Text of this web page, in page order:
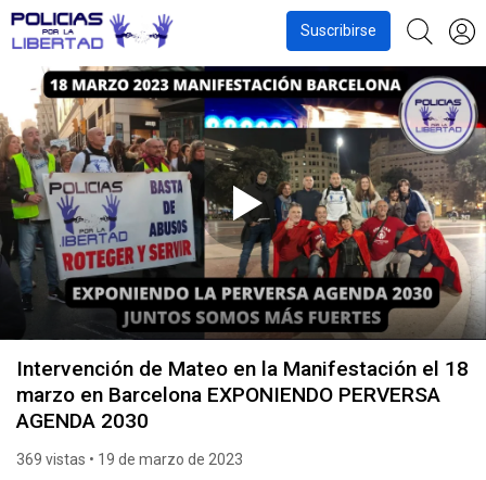
Suscribirse
Intervención de Mateo en la Manifestación el 18
marzo en Barcelona EXPONIENDO PERVERSA
AGENDA 2030
369 vistas • 19 de marzo de 2023